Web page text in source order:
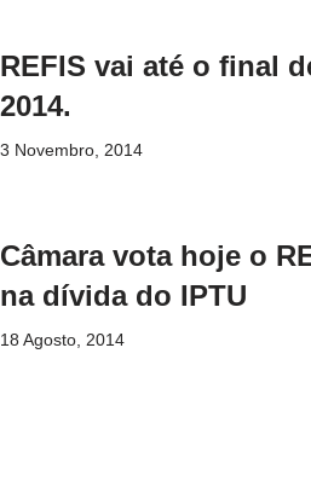
REFIS vai até o final
2014.
3 Novembro, 2014
Câmara vota hoje o
na dívida do IPTU
18 Agosto, 2014